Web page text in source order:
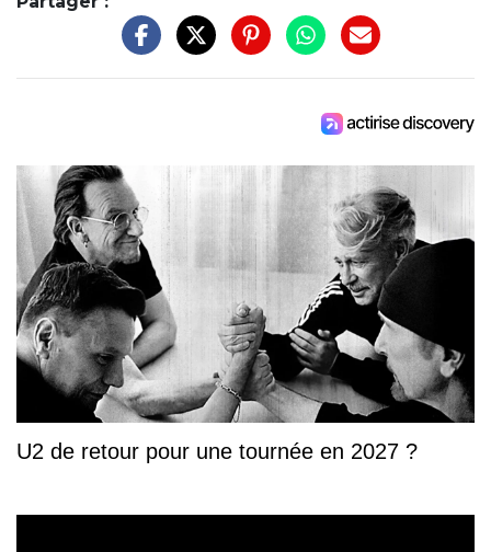
U2 de retour pour une tournée en 2027 ?